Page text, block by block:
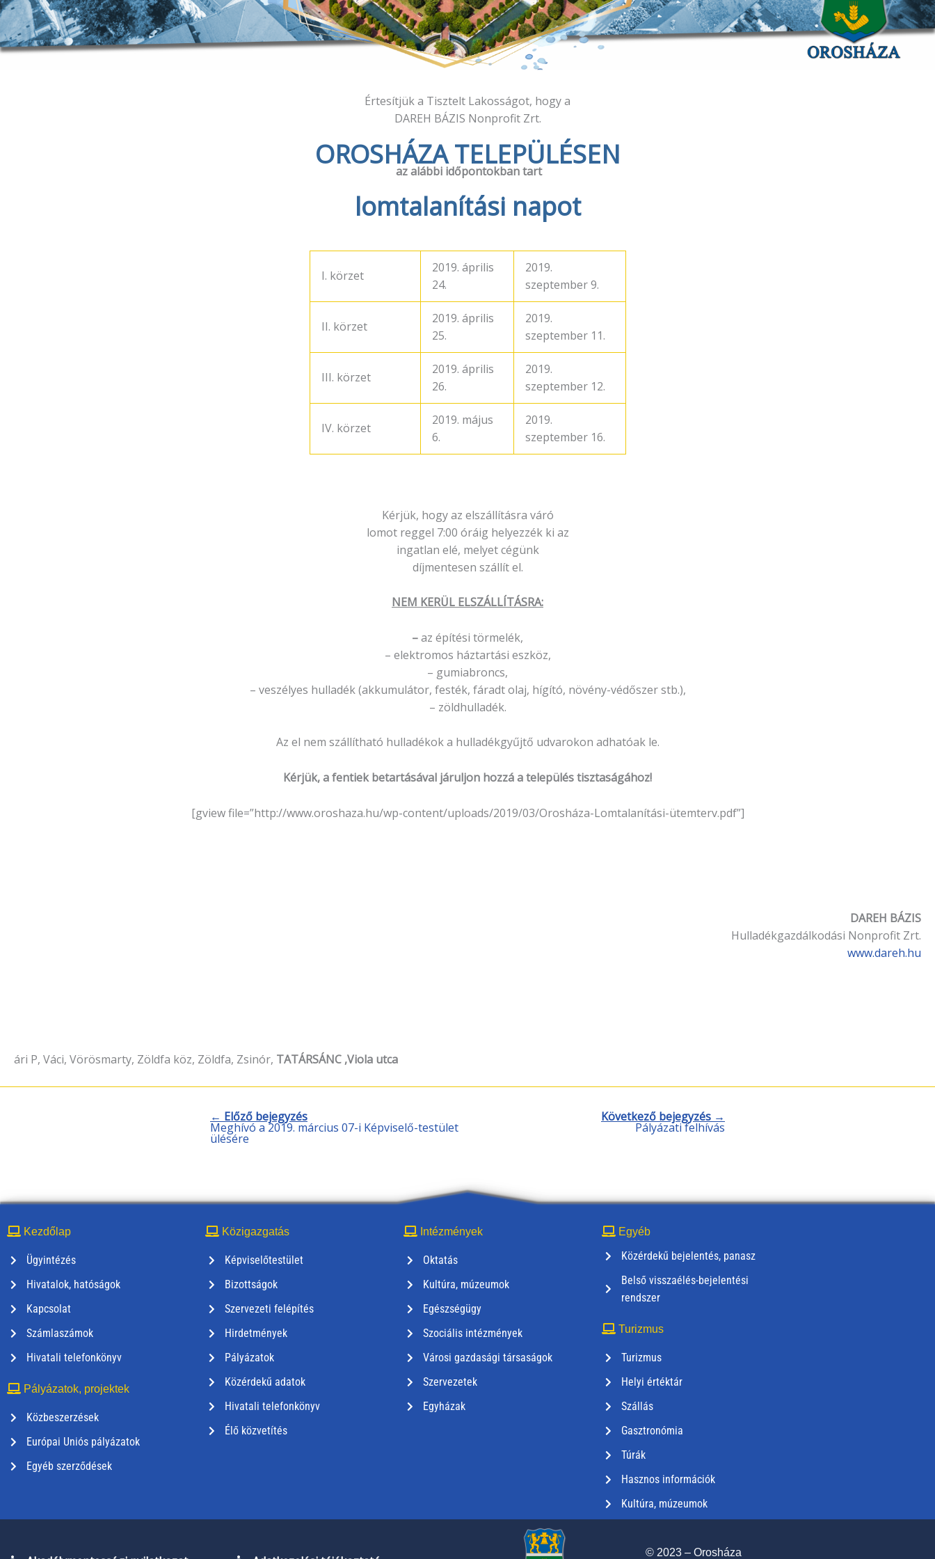
Értesítjük a Tisztelt Lakosságot, hogy a
DAREH BÁZIS Nonprofit Zrt.
OROSHÁZA TELEPÜLÉSEN
az alábbi időpontokban tart
lomtalanítási napot
I. körzet
2019. április
24.
2019.
szeptember 9.
II. körzet
2019. április
25.
2019.
szeptember 11.
III. körzet
2019. április
26.
2019.
szeptember 12.
IV. körzet
2019. május
6.
2019.
szeptember 16.
Kérjük, hogy az elszállításra váró
lomot reggel 7:00 óráig helyezzék ki az
ingatlan elé, melyet cégünk
díjmentesen szállít el.
NEM KERÜL ELSZÁLLÍTÁSRA:
–az építési törmelék,
– elektromos háztartási eszköz,
– gumiabroncs,
– veszélyes hulladék (akkumulátor, festék, fáradt olaj, hígító, növény-védőszer stb.),
– zöldhulladék.
Az el nem szállítható hulladékok a hulladékgyűjtő udvarokon adhatóak le.
Kérjük, a fentiek betartásával járuljon hozzá a település tisztaságához!
[gview file=”http://www.oroshaza.hu/wp-content/uploads/2019/03/Orosháza-Lomtalanítási-ütemterv.pdf”]
DAREH BÁZIS
Hulladékgazdálkodási Nonprofit Zrt.
www.dareh.hu
ári P, Váci, Vörösmarty, Zöldfa köz, Zöldfa, Zsinór, TATÁRSÁNC ,Viola utca
← Előző bejegyzés
Meghívó a 2019. március 07-i Képviselő-testület
ülésére
Következő bejegyzés →
Pályázati felhívás
Kezdőlap
Ügyintézés
Hivatalok, hatóságok
Kapcsolat
Számlaszámok
Hivatali telefonkönyv
Pályázatok, projektek
Közbeszerzések
Európai Uniós pályázatok
Egyéb szerződések
Közigazgatás
Képviselőtestület
Bizottságok
Szervezeti felépítés
Hirdetmények
Pályázatok
Közérdekű adatok
Hivatali telefonkönyv
Élő közvetítés
Intézmények
Oktatás
Kultúra, múzeumok
Egészségügy
Szociális intézmények
Városi gazdasági társaságok
Szervezetek
Egyházak
Egyéb
Közérdekű bejelentés, panasz
Belső visszaélés-bejelentési
rendszer
Turizmus
Turizmus
Helyi értéktár
Szállás
Gasztronómia
Túrák
Hasznos információk
Kultúra, múzeumok
© 2023 – Orosháza